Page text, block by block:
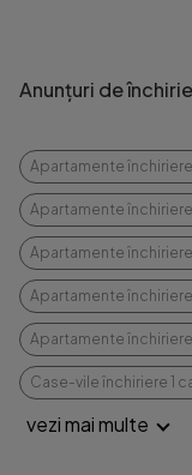
Anunțuri de
Apartamente
Apartamente
Apartamente
Apartamente
Apartamente
Case-vile închiriere 1
vezi mai multe